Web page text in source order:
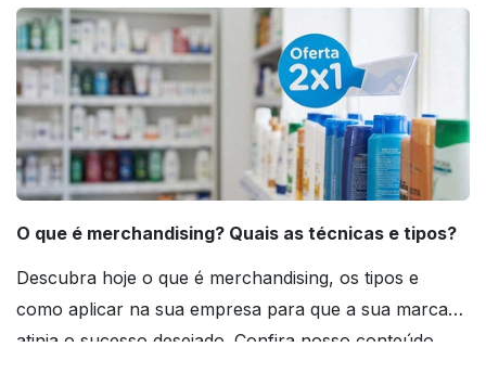
O que é merchandising? Quais as técnicas e tipos?
Descubra hoje o que é merchandising, os tipos e
como aplicar na sua empresa para que a sua marca
atinja o sucesso desejado. Confira nosso conteúdo